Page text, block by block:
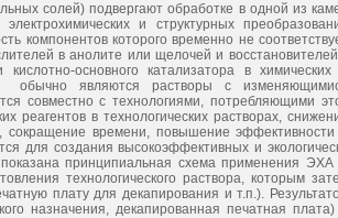
солей) подвергают обработке в одной из
и структурных
компонентов которого временно не
в анолите или щелочей и
основного катализатора в
обычно являются растворы с
совместно с технологиями, потребляющими
реагентов в технологических растворах,
сокращение времени, повышение
для создания высокоэффективных и
принципиальная схема применения ЭХА
технологического раствора, которым
плату для декапирования и т.п.).
назначения, декапированная печатная